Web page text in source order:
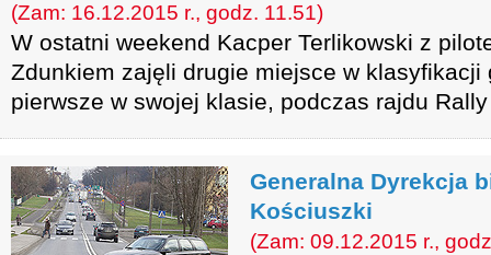
(Zam: 16.12.2015 r., godz. 11.51)
W ostatni weekend Kacper Terlikowski z
Zdunkiem zajęli drugie miejsce w klasyfikacji
pierwsze w swojej klasie, podczas rajdu
Generalna Dyrekcja
Kościuszki
(Zam: 09.12.2015 r.,